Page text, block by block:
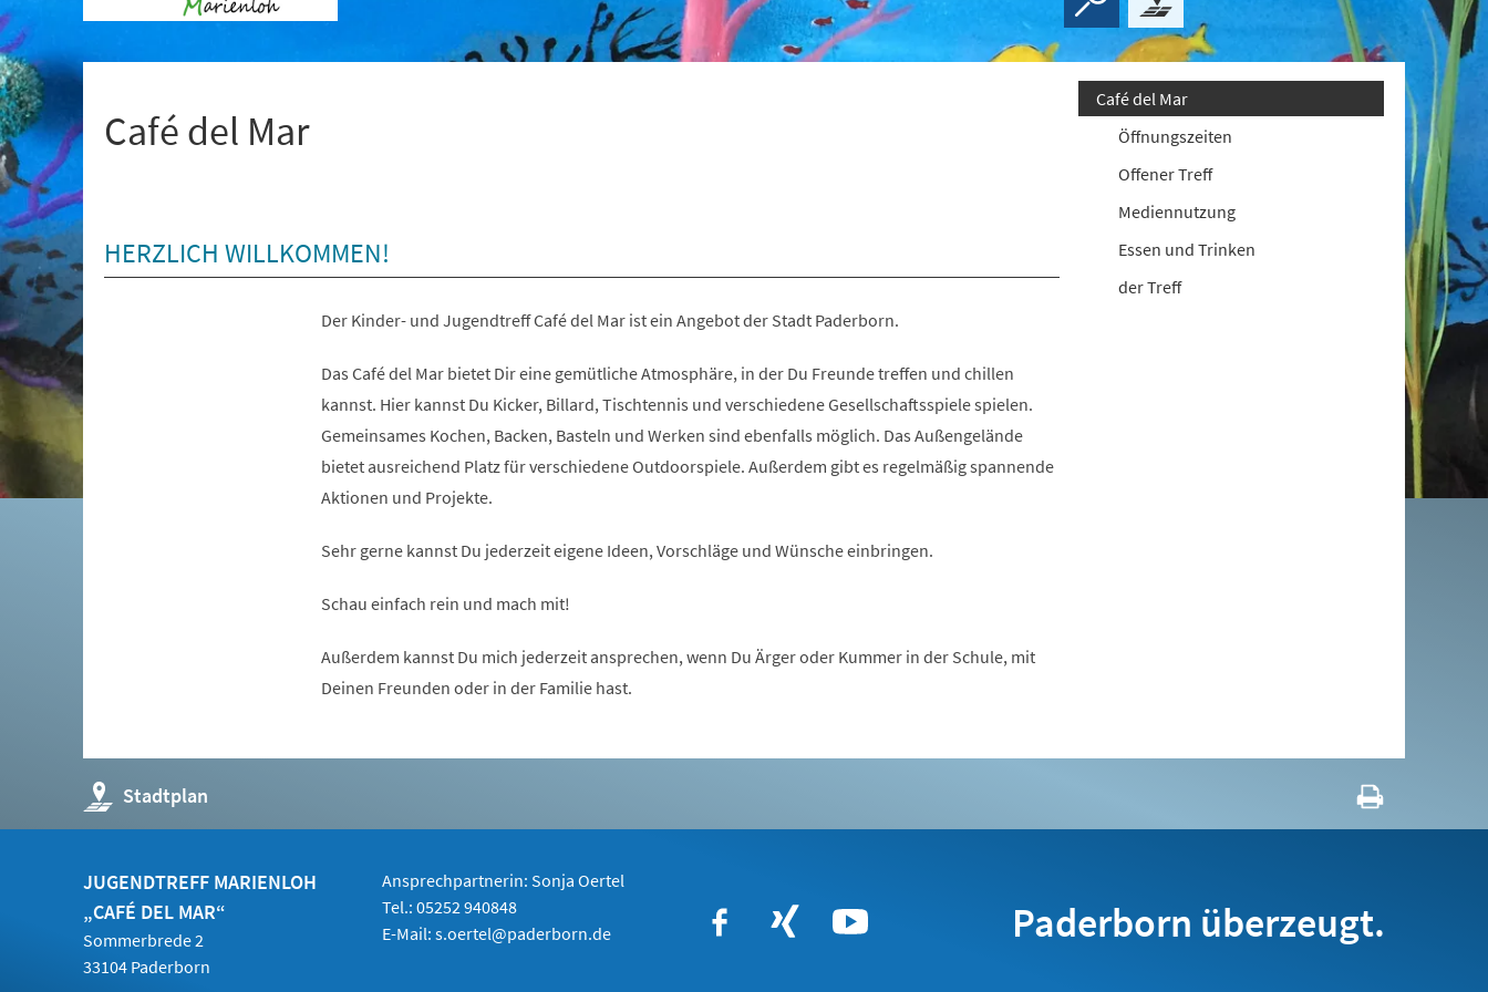
+
1
Café del Mar
HERZLICH WILLKOMMEN!
Der Kinder- und Jugendtreff Café del Mar ist ein Angebot der Stadt Paderborn.
Das Café del Mar bietet Dir eine gemütliche Atmosphäre, in der Du Freunde treffen und chillen
kannst. Hier kannst Du Kicker, Billard, Tischtennis und verschiedene Gesellschaftsspiele spielen.
Gemeinsames Kochen, Backen, Basteln und Werken sind ebenfalls möglich. Das Außengelände
bietet ausreichend Platz für verschiedene Outdoorspiele. Außerdem gibt es regelmäßig spannende
Aktionen und Projekte.
Sehr gerne kannst Du jederzeit eigene Ideen, Vorschläge und Wünsche einbringen.
Schau einfach rein und mach mit!
Außerdem kannst Du mich jederzeit ansprechen, wenn Du Ärger oder Kummer in der Schule, mit
Deinen Freunden oder in der Familie hast.
Café del Mar
Öffnungszeiten
Offener Treff
Mediennutzung
Essen und Trinken
der Treff
Stadtplan
(Öffnet
in
einem
Tab)
JUGENDTREFF MARIENLOH
„CAFÉ DEL MAR“
Sommerbrede 2
33104 Paderborn
Ansprechpartnerin: Sonja Oertel
Tel.: 05252 940848
E-Mail:s.oertel@paderborn.de Paderborn überzeugt.